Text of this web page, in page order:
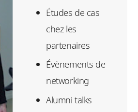
Études de cas
chez les
partenaires
Évènements de
networking
Alumni talks